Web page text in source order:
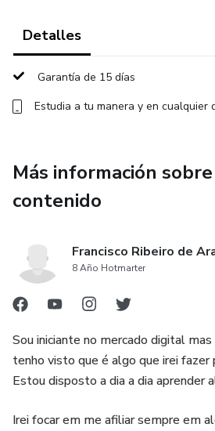
Detalles
Garantía de 15 días
Estudia a tu manera y en cualquier
Más información
contenido
Francisco Ribeiro de
8 Año Hotmarter
Sou iniciante no mercado digital mas
tenho visto que é algo que irei
Estou disposto a dia a dia aprender
Irei focar em me afiliar sempre em